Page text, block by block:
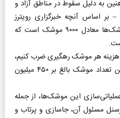
آهنین به دلیل سقوط در مناطق آزاد و
بر اساس آنچه خبرگزاری رویترز
گزارش داد – باقی مانده موشک‌ها معادل ۹۰۰۰ موشک است که
در ۵۰ هزار دلار هزینه هر موشک رهگیری ضرب کنیم،
مجموع این رقم تنها برای این تعداد موشک بالغ بر ۴۵۰ میلیون
عملیاتی‌سازی این موشک‌ها، از جمله
مسئول آن، جاسازی و پرتاب و